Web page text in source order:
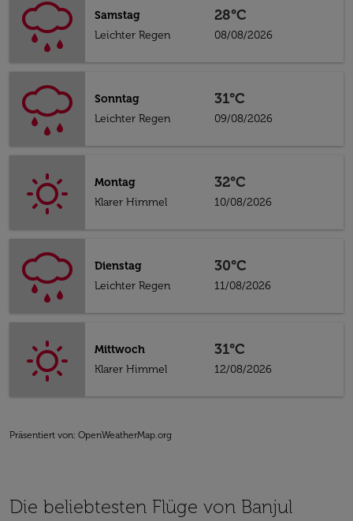
Samstag
Leichter Regen
28°C
08/08/2026
Sonntag
Leichter Regen
31°C
09/08/2026
Montag
Klarer Himmel
32°C
10/08/2026
Dienstag
Leichter Regen
30°C
11/08/2026
Mittwoch
Klarer Himmel
31°C
12/08/2026
Präsentiert von: OpenWeatherMap.org
Die beliebtesten Flüge von Banjul